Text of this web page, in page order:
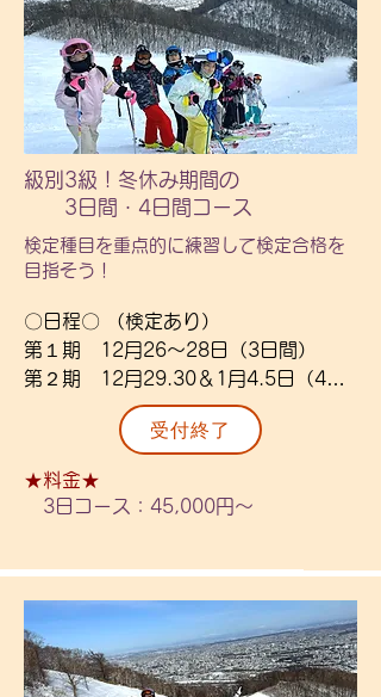
講習・合格時のバッチ代・保険付き。
・昼食はレストランを予定しており
ます。
・最終日に検定試験となります。
・藻岩山を予定しておりますが、積雪
なります。
※スキー場変更の場合
・送迎時間は長くなります。
す。
・場所変更による金額の変更はありま
せん。
・場所変更による返金はできませんの
でご了承ください。
※兄弟・同時申込割引対象（併用不
可）
〇金額〇
１級受験者：64,000円
２級受験者：59,000円
中学生以上：各+4,000円
１級保持者：59,000円
〇対象〇
等程度のレベルの方。
〇定員〇
1.2.3級 各10名程度
藻岩山 or 札幌国際スキー場
〇レッスン時間〇
10：30～15：00
〇詳細〇
・リフト券・昼食・送迎・1級事前
講習・合格時のバッチ代・保険付き。
級別3級！冬休み期間の
3日間・4日間コース
検定種目を重点的に練習して検定合格を
目指そう！​
〇日程〇 （検定あり）
第１期　12月26～28日（3日間）
第２期　12月29.30＆1月4.5日（4日
第３期　1月6～9日（4日間）
（第１期定員となりました）
検定種目に集中したレッスンと練習方
法を学び、検定試験合格を目指そう！
※合格を保証したものではありませ
ん。
受付終了
★料金★
3日コース：45,000円～